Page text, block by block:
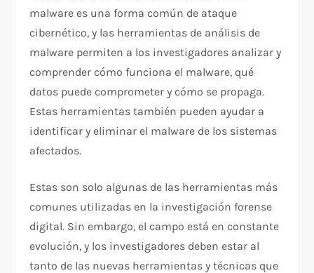
malware es una forma común de ataque
cibernético, y las herramientas de análisis de
malware permiten a los investigadores analizar y
comprender cómo funciona el malware, qué
datos puede comprometer y cómo se propaga.
Estas herramientas también pueden ayudar a
identificar y eliminar el malware de los sistemas
afectados.
Estas son solo algunas de las herramientas más
comunes utilizadas en la investigación forense
digital. Sin embargo, el campo está en constante
evolución, y los investigadores deben estar al
tanto de las nuevas herramientas y técnicas que